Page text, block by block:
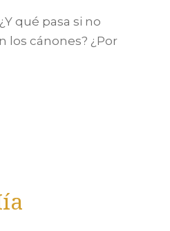
qué pasa si no
los cánones? ¿Por